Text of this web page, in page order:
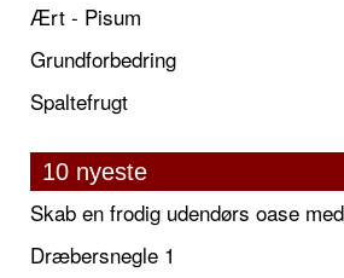
Ært - Pisum
Grundforbedring
Spaltefrugt
10 nyeste
Dræbersnegle 1